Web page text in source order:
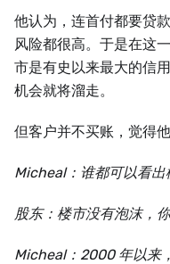
他认为，连首付都要贷
风险都很高。于是在这
市是有史以来最大的信
机会就将溜走。
但客户并不买账，觉得他
Micheal：谁都可以看出
股东：楼市没有泡沫，
Micheal：2000 年以来